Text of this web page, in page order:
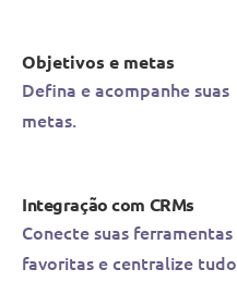
Objetivos e metas
Defina e acompanhe suas
metas.
Integração com CRMs
Conecte suas ferramentas
favoritas e centralize tudo